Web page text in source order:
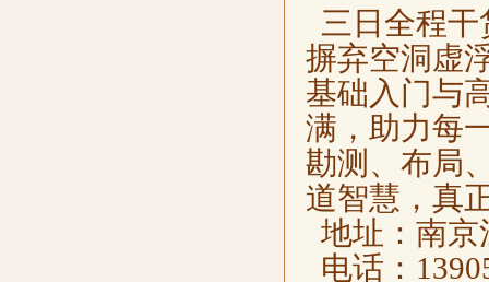
三日全程
摒弃空洞虚
基础入门与
满，助力每
勘测、布局
道智慧，真
地址：南京
电话：